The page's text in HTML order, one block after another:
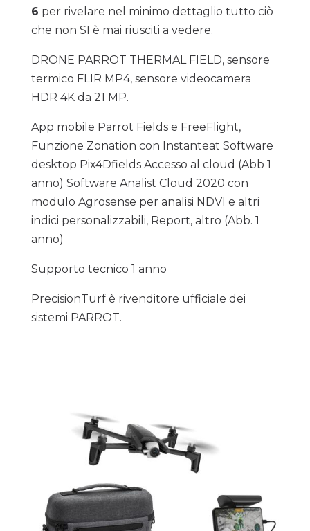
6 per rivelare nel minimo dettaglio tutto ciò
che non SI è mai riusciti a vedere.
DRONE PARROT THERMAL FIELD, sensore
termico FLIR MP4, sensore videocamera
HDR 4K da 21 MP.
App mobile Parrot Fields e FreeFlight,
Funzione Zonation con Instanteat Software
desktop Pix4Dfields Accesso al cloud (Abb 1
anno) Software Analist Cloud 2020 con
modulo Agrosense per analisi NDVI e altri
indici personalizzabili, Report, altro (Abb. 1
anno)
Supporto tecnico 1 anno
PrecisionTurf è rivenditore ufficiale dei
sistemi PARROT.